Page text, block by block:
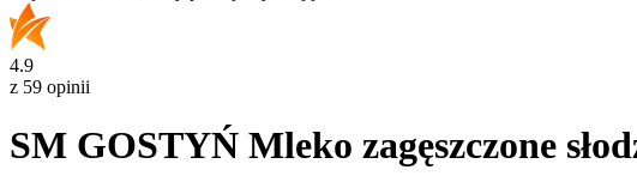
4.9
z 59 opinii
SM GOSTYŃ Mleko zagęszczone